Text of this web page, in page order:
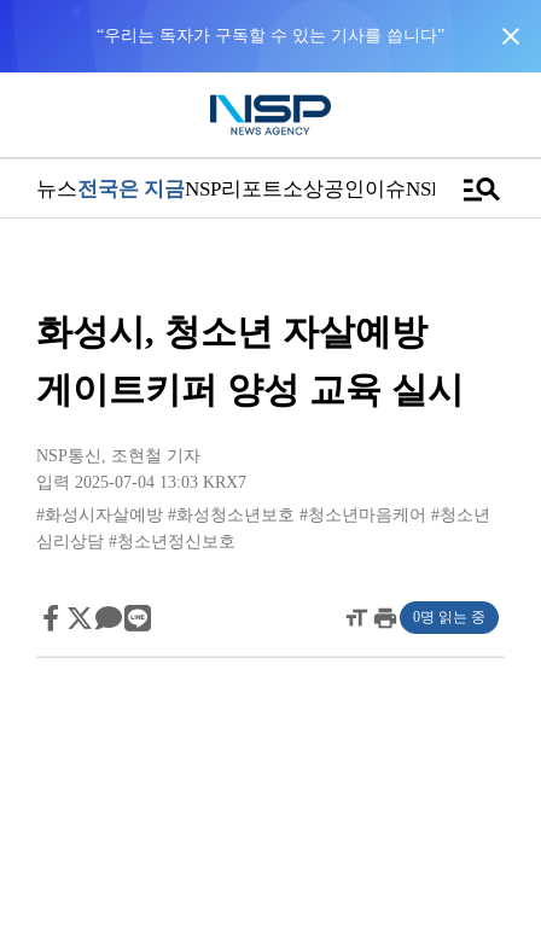
“우리는 독자가 구독할 수 있는 기사를 씁니다” close
뉴스전국은 지금NSP리포트소상공인이슈NSPTVmanage_search
화성시, 청소년 자살예방
게이트키퍼 양성 교육 실시
NSP통신 , 조현철 기자
입력 2025-07-04 13:03 KRX7
#화성시자살예방 #화성청소년보호 #청소년마음케어 #청소년
심리상담 #청소년정신보호
format_sizeprint 0명 읽는 중